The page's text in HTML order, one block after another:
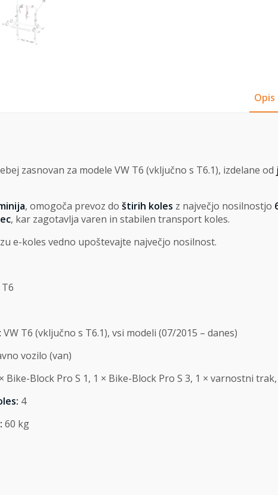
Opis
zasnovan za modele VW T6 (vključno s T6.1), izdelane od
, omogoča prevoz do štirih koles z največjo nosilnostjo
, kar zagotavlja varen in stabilen transport koles.
e-koles vedno upoštevajte največjo nosilnost.
VW T6 (vključno s T6.1), vsi modeli (07/2015 – danes)
vozilo (van)
Bike-Block Pro S 1, 1 × Bike-Block Pro S 3, 1 × varnostni
4
60 kg